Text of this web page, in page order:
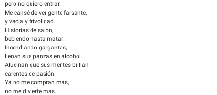
pero no quiero entrar.
Me cansé de ver gente farsante,
y vacía y frivolidad.
Historias de salón,
bebiendo hasta matar.
Incendiando gargantas,
llenan sus panzas en alcohol.
Alucinan que sus mentes brillan
carentes de pasión.
Ya no me compran más,
no me divierte más.